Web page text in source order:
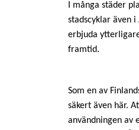
I många städer
stadscyklar även
erbjuda
framtid.
Som en av
säkert även här.
användningen av